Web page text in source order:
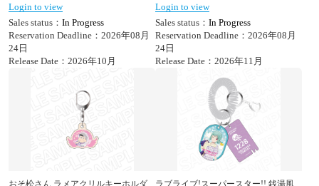
Login to view
Sales status： In Progress
Reservation Deadline：2026年08月
24日
Release Date：2026年10月
Login to view
Sales status： In Progress
Reservation Deadline：2026年08月
24日
Release Date：2026年11月
おそ松さん ラメアクリルキーホルダ
ラブライブ!スーパースター!! 銭湯風